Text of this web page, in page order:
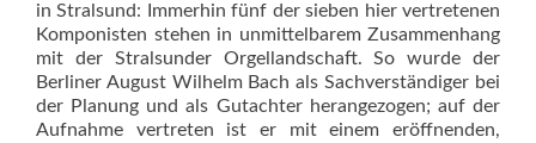
in Stralsund: Immerhin fünf der sieben hier vertretenen
Komponisten stehen in unmittelbarem Zusammenhang
mit der Stralsunder Orgellandschaft. So wurde der
Berliner August Wilhelm Bach als Sachverständiger bei
der Planung und als Gutachter he­rangezogen; auf der
Aufnahme vertreten ist er mit einem eröffnenden,